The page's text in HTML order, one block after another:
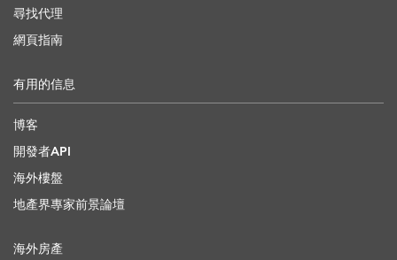
尋找代理
網頁指南
有用的信息
博客
開發者API
海外樓盤
地產界專家前景論壇
海外房產